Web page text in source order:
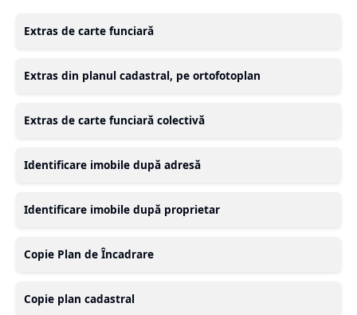
Extras de carte funciară
Extras din planul cadastral, pe ortofotoplan
Extras de carte funciară colectivă
Identificare imobile după adresă
Identificare imobile după proprietar
Copie Plan de Încadrare
Copie plan cadastral